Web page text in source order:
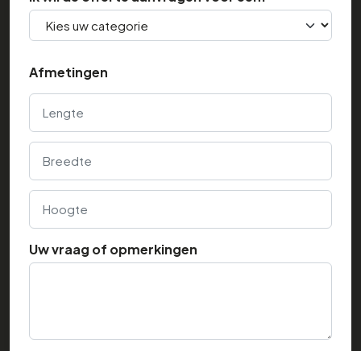
Afmetingen
Lengte
Breedte
Hoogte
Uw vraag of opmerkingen